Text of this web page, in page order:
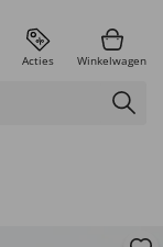
Acties Winkelwagen